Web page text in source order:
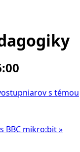
s témou
BBC mikro:bit»